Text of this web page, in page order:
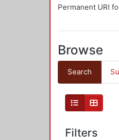
Permanent URI
Browse
Search
Filters